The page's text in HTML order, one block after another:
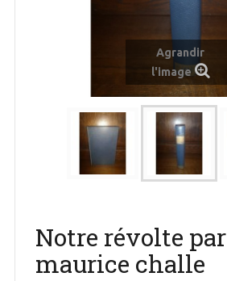
Agrandir
l'image
Notre révolte par
maurice challe